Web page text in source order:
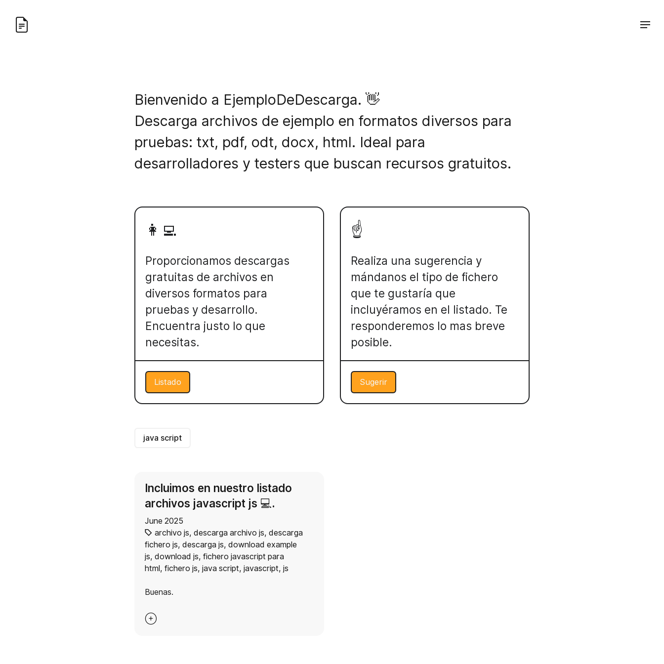
Bienvenido a EjemploDeDescarga. 👋
Descarga archivos de ejemplo en formatos diversos para
pruebas: txt, pdf, odt, docx, html. Ideal para
desarrolladores y testers que buscan recursos gratuitos.
👩‍💻
Proporcionamos descargas
gratuitas de archivos en
diversos formatos para
pruebas y desarrollo.
Encuentra justo lo que
necesitas.
Listado
☝️
Realiza una sugerencia y
mándanos el tipo de fichero
que te gustaría que
incluyéramos en el listado. Te
responderemos lo mas breve
posible.
Sugerir
java script
Incluimos en nuestro listado
archivos javascript js 💻​.
June 2025
archivo js,descarga archivo js,descarga
fichero js,descarga js,download example
js,download js,fichero javascript para
html,fichero js,java script,javascript,js
Buenas.
